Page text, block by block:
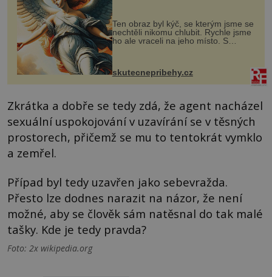
Ten obraz byl kýč, se kterým jsme se
nechtěli nikomu chlubit. Rychle jsme
ho ale vraceli na jeho místo. S
manželem Vaškem jsme si pořídili
chaloupku, takový domek na severu
Čech, kde jsme si naplánova...
skutecnepribehy.cz
Zkrátka a dobře se tedy zdá, že agent nacházel
sexuální uspokojování v uzavírání se v těsných
prostorech, přičemž se mu to tentokrát vymklo
a zemřel.
Případ byl tedy uzavřen jako sebevražda.
Přesto lze dodnes narazit na názor, že není
možné, aby se člověk sám natěsnal do tak malé
tašky. Kde je tedy pravda?
Foto: 2x wikipedia.org